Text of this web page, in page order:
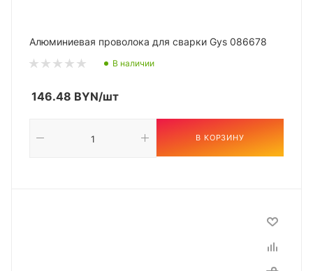
Алюминиевая проволока для сварки Gys 086678
В наличии
146.48 BYN/шт
В КОРЗИНУ